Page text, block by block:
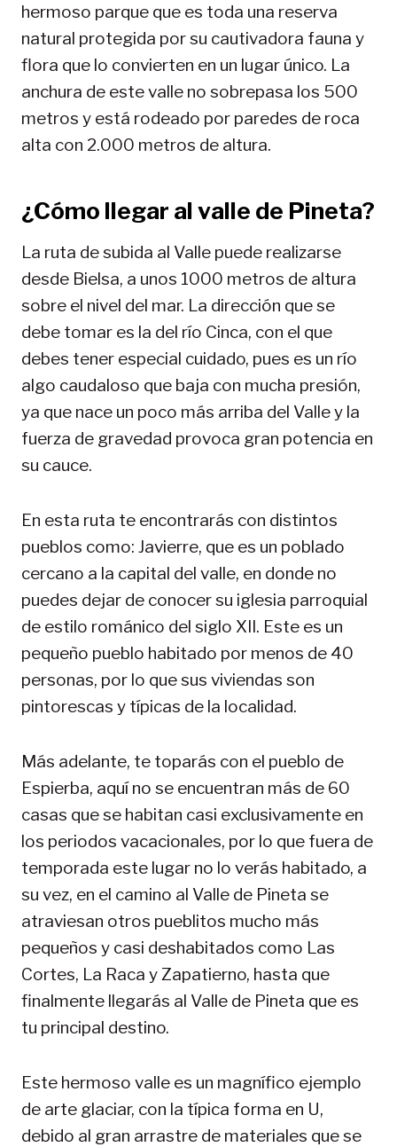
hermoso parque que es toda una reserva
natural protegida por su cautivadora fauna y
flora que lo convierten en un lugar único. La
anchura de este valle no sobrepasa los 500
metros y está rodeado por paredes de roca
alta con 2.000 metros de altura.
¿Cómo llegar al valle de Pineta?
La ruta de subida al Valle puede realizarse
desde Bielsa, a unos 1000 metros de altura
sobre el nivel del mar. La dirección que se
debe tomar es la del río Cinca, con el que
debes tener especial cuidado, pues es un río
algo caudaloso que baja con mucha presión,
ya que nace un poco más arriba del Valle y la
fuerza de gravedad provoca gran potencia en
su cauce.
En esta ruta te encontrarás con distintos
pueblos como: Javierre, que es un poblado
cercano a la capital del valle, en donde no
puedes dejar de conocer su iglesia parroquial
de estilo románico del siglo XII. Este es un
pequeño pueblo habitado por menos de 40
personas, por lo que sus viviendas son
pintorescas y típicas de la localidad.
Más adelante, te toparás con el pueblo de
Espierba, aquí no se encuentran más de 60
casas que se habitan casi exclusivamente en
los periodos vacacionales, por lo que fuera de
temporada este lugar no lo verás habitado, a
su vez, en el camino al Valle de Pineta se
atraviesan otros pueblitos mucho más
pequeños y casi deshabitados como Las
Cortes, La Raca y Zapatierno, hasta que
finalmente llegarás al Valle de Pineta que es
tu principal destino.
Este hermoso valle es un magnífico ejemplo
de arte glaciar, con la típica forma en U,
debido al gran arrastre de materiales que se